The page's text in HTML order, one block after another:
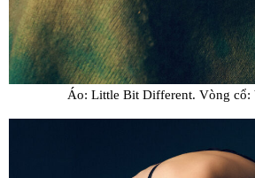
Áo: Little Bit Different. Vòng cổ: